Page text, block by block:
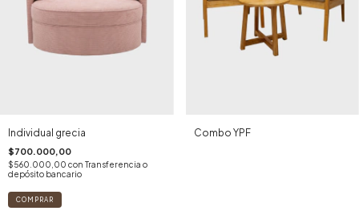
Individual grecia
$700.000,00
$560.000,00 con Transferencia o
depósito bancario
Combo YPF